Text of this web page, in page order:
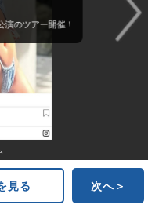
演のツアー開催！
見る 次へ＞